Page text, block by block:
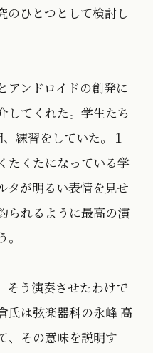
のひとつとして検討し
アンドロイドの創発に
してくれた。学生たち
練習をしていた。１
たくたになっている学
タが明るい表情を見せ
られるように最高の演
そう演奏させたわけで
氏は弦楽器科の永峰 高
、その意味を説明す